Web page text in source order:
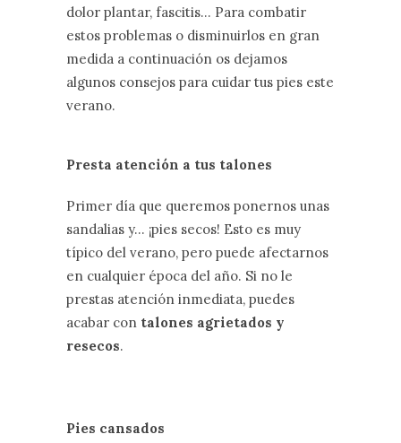
dolor plantar, fascitis… Para combatir
estos problemas o disminuirlos en gran
medida a continuación os dejamos
algunos consejos para cuidar tus pies este
verano.
Presta atención a tus talones
Primer día que queremos ponernos unas
sandalias y… ¡pies secos! Esto es muy
típico del verano, pero puede afectarnos
en cualquier época del año. Si no le
prestas atención inmediata, puedes
acabar con talones agrietados y
resecos.
Pies cansados